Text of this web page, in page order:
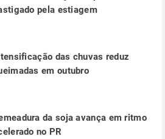
pela estiagem
das chuvas reduz
em outubro
da soja avança em ritmo
no PR